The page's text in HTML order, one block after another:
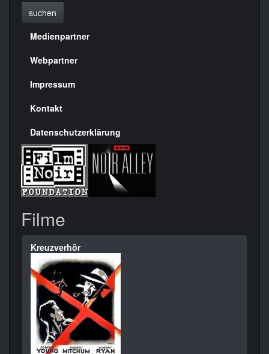
suchen
Menülinks
rechte
Seite
Medienpartner
Webpartner
Impressum
Kontakt
Datenschutzerklärung
Filme
Kreuzverhör